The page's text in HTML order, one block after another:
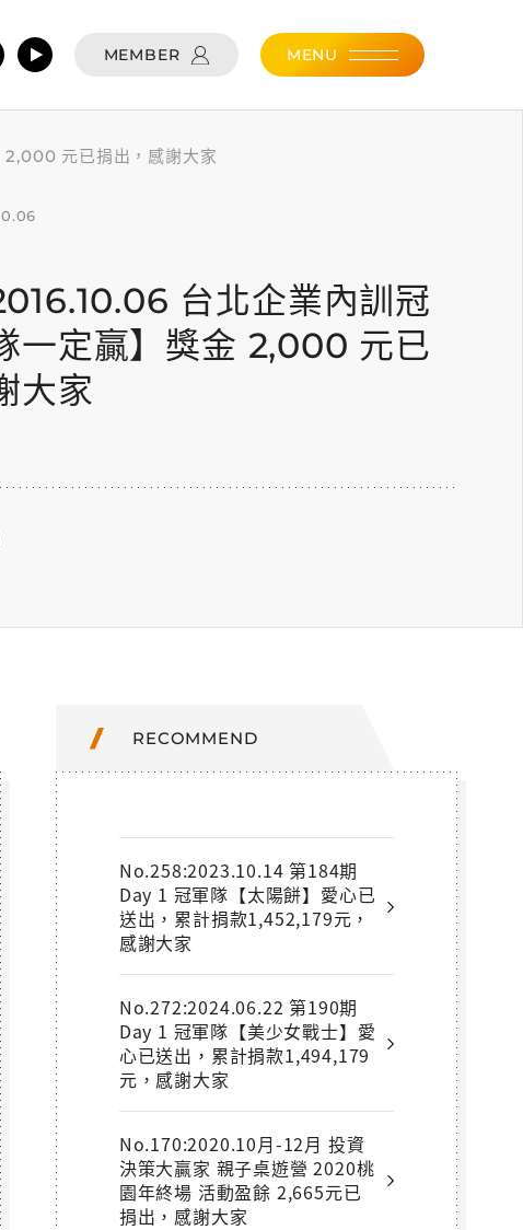
MEMBER MENU
元已捐出，感謝大家
台北企業內訓冠
一定贏】獎金 2,000 元已
大家
RECOMMEND
No.258:2023.10.14 第184期
Day 1 冠軍隊【太陽餅】愛心已
送出，累計捐款1,452,179元，
感謝大家
No.272:2024.06.22 第190期
Day 1 冠軍隊【美少女戰士】愛
心已送出，累計捐款1,494,179
元，感謝大家
No.170:2020.10月-12月 投資
決策大贏家 親子桌遊營 2020桃
園年終場 活動盈餘 2,665元已
捐出，感謝大家